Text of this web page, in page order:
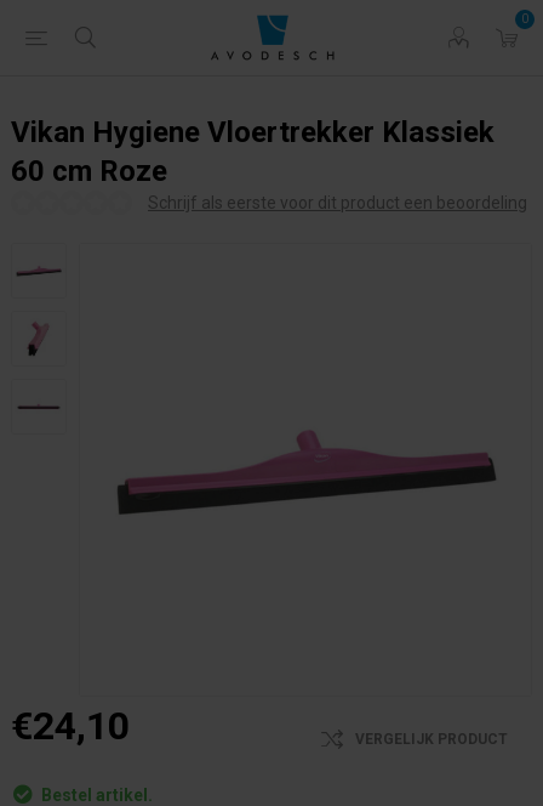
0
Vikan Hygiene Vloertrekker Klassiek
60 cm Roze
Schrijf als eerste voor dit product een beoordeling
€24,10 VERGELIJK PRODUCT
Bestel artikel.